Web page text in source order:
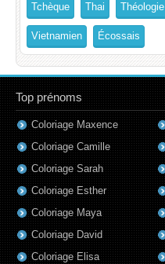
Tchèque Thai Théologie
Vietnamien Écossais
Top prénoms
Coloriage Maxence
Coloriage Camille
Coloriage Sarah
Coloriage Esther
Coloriage Maya
Coloriage David
Coloriage Elisa